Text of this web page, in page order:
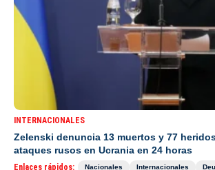
INTERNACIONALES
Zelenski denuncia 13 muertos y 77
ataques rusos en Ucrania en 24 horas
Enlaces rápidos: Nacionales Internacionales